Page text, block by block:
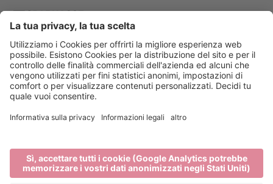
Bressanone Turismo
Privacy
Note legali
Finanziamenti
Mappa del sito
Cookie-Einstellungen